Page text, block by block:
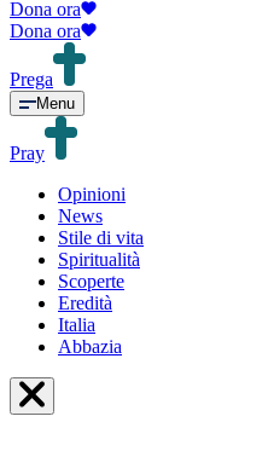
Dona ora
Dona ora
Prega
Menu
Pray
Opinioni
News
Stile di vita
Spiritualità
Scoperte
Eredità
Italia
Abbazia